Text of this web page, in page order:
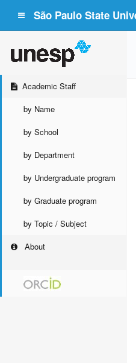
São Paulo State
Academic Staff
by Name
by School
by Department
by Undergraduate program
by Graduate program
by Topic / Subject
About